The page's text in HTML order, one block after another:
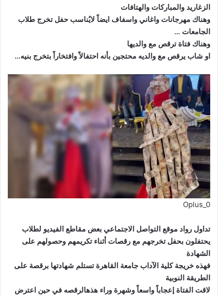
الزغاريد والمباركات والهتافات
وهناك مهرجانات واغاني واسفاف ايضاً لايُناسب حفل تخرج طلاب
الجامعات …
وهناك فتاة ترقص مع والديها
او شاب يرقص مع والديه محتجين بأنه احتفالاً وافتخاراً بتخرج بنيه…
Oplus_0
تداول رواد موقع التواصل الاجتماعي بعض مقاطع الفيديو لطلاب
يحتفلون بحفل تخرجهم مع رقصات أثناء تكريمهم وحصولهم على
الشهادة
فهذه خريجة كلية الآداب جامعة القاهرة تستلم شهادتها برقصة على
الطريقة النوبية
لاقت الفتاة إعجاباً واسعاً وشهرة وراء هذهالرقصه في حين اعترض